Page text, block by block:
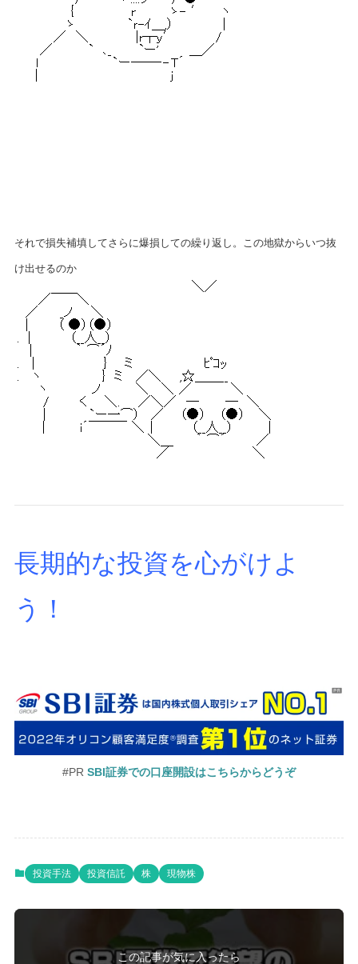
それで損失補填してさらに爆損しての繰り返し。この地獄からいつ抜
け出せるのか
長期的な投資を心がけよ
う！
#PR SBI証券での口座開設はこちらからどうぞ
投資手法 投資信託 株 現物株
この記事が気に入ったら